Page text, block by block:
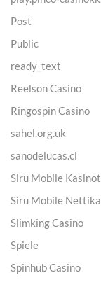
Post
Public
ready_text
Reelson Casino
Ringospin Casino
sahel.org.uk
sanodelucas.cl
Siru Mobile Kasinot
Siru Mobile
Slimking Casino
Spiele
Spinhub Casino